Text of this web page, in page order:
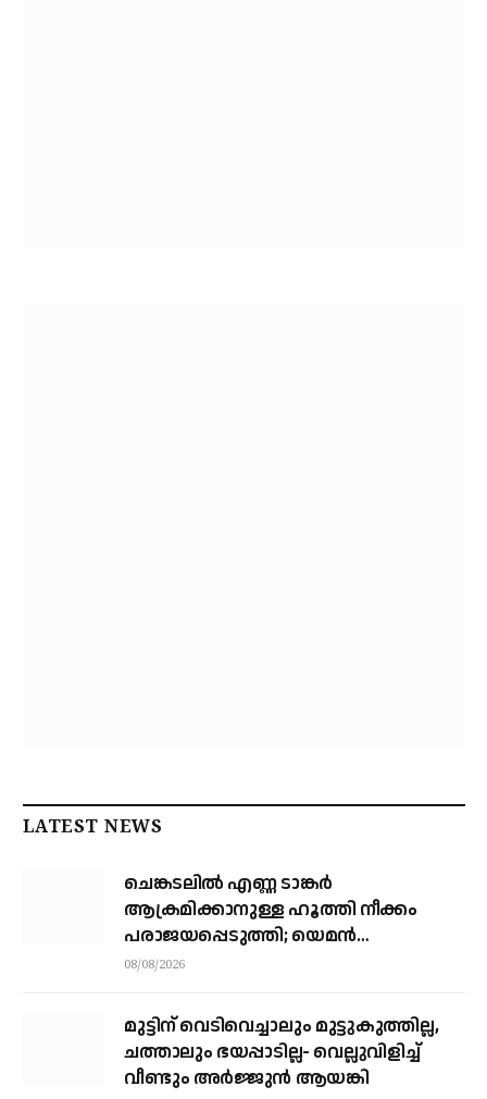
LATEST NEWS
ചെങ്കടലില്‍ എണ്ണ ടാങ്കര്‍
ആക്രമിക്കാനുള്ള ഹൂത്തി നീക്കം
പരാജയപ്പെടുത്തി; യെമൻ
സംഘർഷത്തിലേക്ക് നീങ്ങുന്നുവെന്ന്
08/08/2026
മുട്ടിന് വെടിവെച്ചാലും മുട്ടുകുത്തില്ല,
ചത്താലും ഭയപ്പാടില്ല- വെല്ലുവിളിച്ച്
വീണ്ടും അർജ്ജുൻ ആയങ്കി